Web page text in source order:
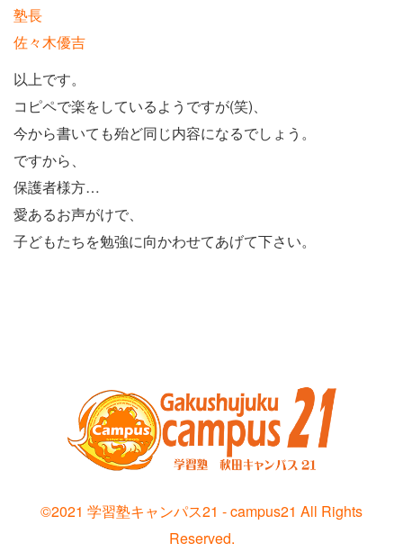
塾長
佐々木優吉
以上です。
コピペで楽をしているようですが(笑)、
今から書いても殆ど同じ内容になるでしょう。
ですから、
保護者様方…
愛あるお声がけで、
子どもたちを勉強に向かわせてあげて下さい。
シ
©2021 学習塾キャンパス21 - campus21 All Rights
Reserved.